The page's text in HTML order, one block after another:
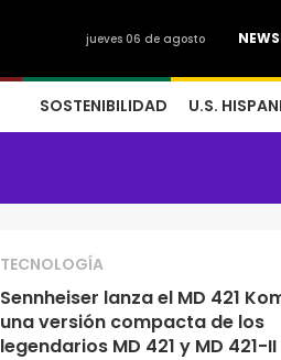
jueves 06 de agosto
SOSTENIBILIDAD U.S.
TECNOLOGÍA
Sennheiser lanza el MD 421
una versión compacta de los
legendarios MD 421 y MD 421-II